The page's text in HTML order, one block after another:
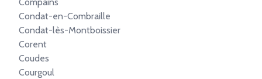
Condat-en-Combraille
Condat-lès-Montboissier
Corent
Coudes
Courgoul